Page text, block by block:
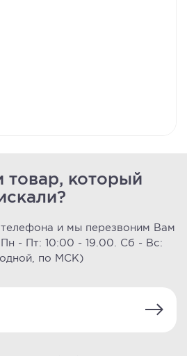
товар, который
и мы перезвоним Вам
- Пт: 10:00 - 19.00. Сб - Вс:
по МСК)